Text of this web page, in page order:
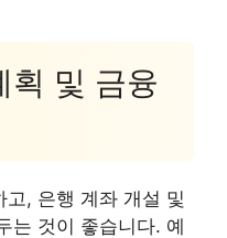
및 금융
, 은행 계좌 개설 및
는 것이 좋습니다. 예